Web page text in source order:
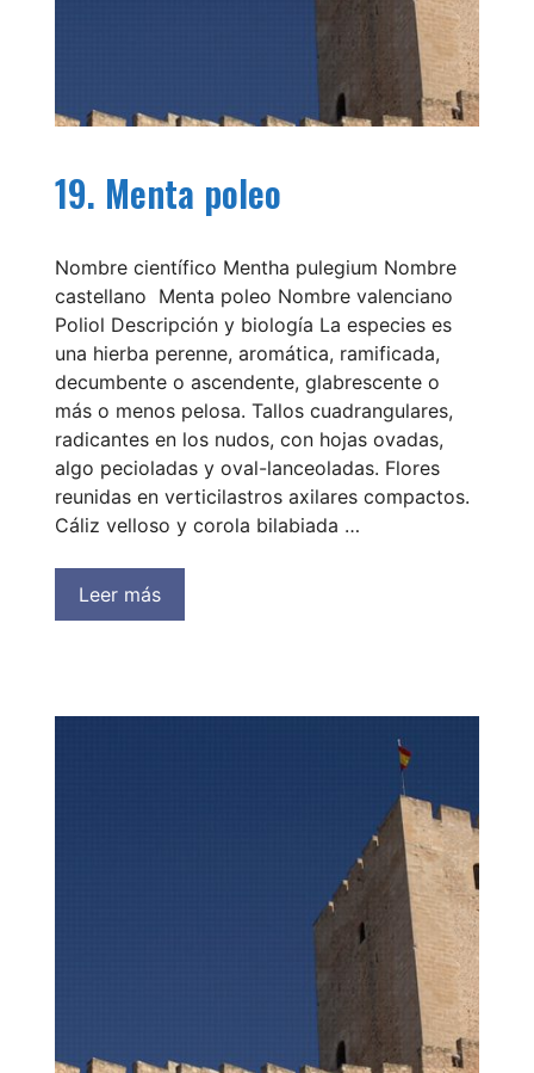
19. Menta poleo
Nombre científico Mentha pulegium Nombre
castellano Menta poleo Nombre valenciano
Poliol Descripción y biología La especies es
una hierba perenne, aromática, ramificada,
decumbente o ascendente, glabrescente o
más o menos pelosa. Tallos cuadrangulares,
radicantes en los nudos, con hojas ovadas,
algo pecioladas y oval-lanceoladas. Flores
reunidas en verticilastros axilares compactos.
Cáliz velloso y corola bilabiada …
Leer más